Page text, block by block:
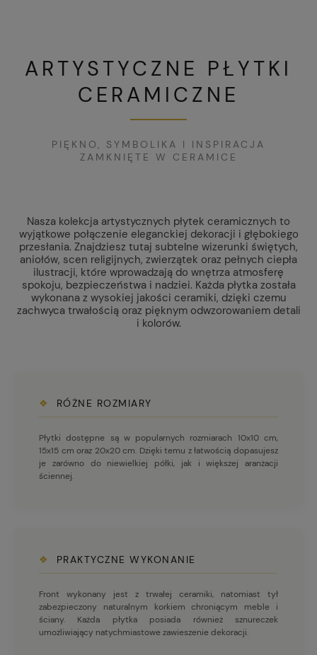
ARTYSTYCZNE PŁYTKI
CERAMICZNE
PIĘKNO, SYMBOLIKA I INSPIRACJA
ZAMKNIĘTE W CERAMICE
Nasza kolekcja artystycznych płytek ceramicznych to
wyjątkowe połączenie eleganckiej dekoracji i głębokiego
przesłania. Znajdziesz tutaj subtelne wizerunki świętych,
aniołów, scen religijnych, zwierzątek oraz pełnych ciepła
ilustracji, które wprowadzają do wnętrza atmosferę
spokoju, bezpieczeństwa i nadziei. Każda płytka została
wykonana z wysokiej jakości ceramiki, dzięki czemu
zachwyca trwałością oraz pięknym odwzorowaniem detali
i kolorów.
❖ RÓŻNE ROZMIARY
Płytki dostępne są w popularnych rozmiarach 10x10 cm,
15x15 cm oraz 20x20 cm. Dzięki temu z łatwością dopasujesz
je zarówno do niewielkiej półki, jak i większej aranżacji
ściennej.
❖ PRAKTYCZNE WYKONANIE
Front wykonany jest z trwałej ceramiki, natomiast tył
zabezpieczony naturalnym korkiem chroniącym meble i
ściany. Każda płytka posiada również sznureczek
umożliwiający natychmiastowe zawieszenie dekoracji.